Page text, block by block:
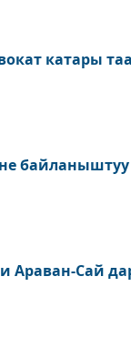
катары
Араван-Сай